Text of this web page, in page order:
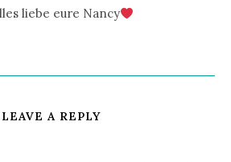
liebe eure Nancy
LEAVE A REPLY